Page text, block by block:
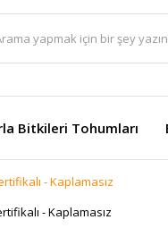
Bitkileri Tohumları
- Kaplamasız